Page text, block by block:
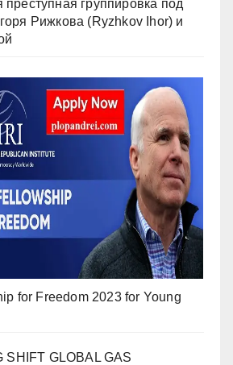
группировка под
Рижкова (Ryzhkov Ihor) и
for Freedom 2023 for Young
SHIFT GLOBAL GAS